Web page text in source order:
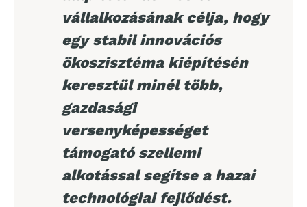
vállalkozásának célja, hogy
egy stabil innovációs
ökoszisztéma kiépítésén
keresztül minél több,
gazdasági
versenyképességet
támogató szellemi
alkotással segítse a hazai
technológiai fejlődést.